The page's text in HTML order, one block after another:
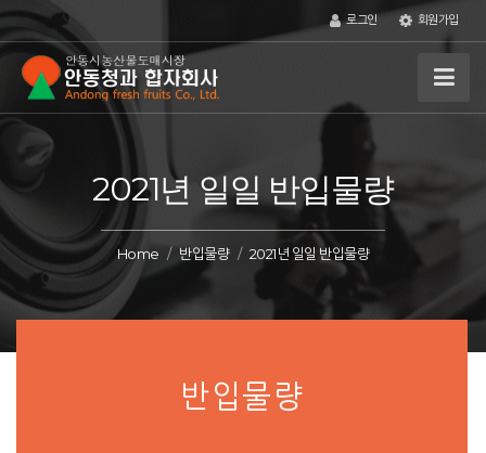
로그인 회원가입
2021년 일일 반입물량
Home 반입물량 2021년 일일 반입물량
반입물량